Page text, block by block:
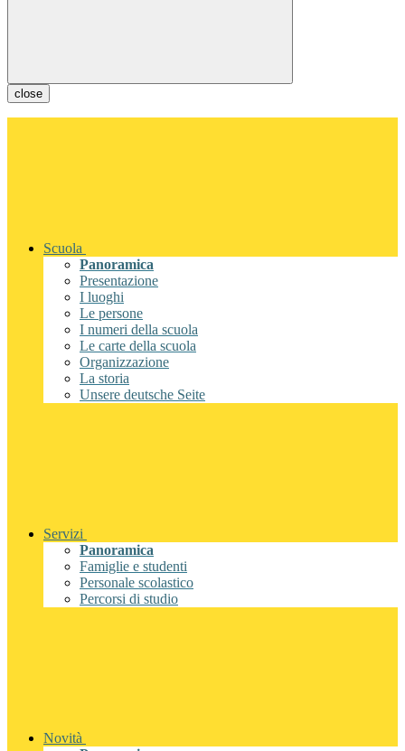
close
Scuola
Panoramica
Presentazione
I luoghi
Le persone
I numeri della scuola
Le carte della scuola
Organizzazione
La storia
Unsere deutsche Seite
Servizi
Panoramica
Famiglie e studenti
Personale scolastico
Percorsi di studio
Novità